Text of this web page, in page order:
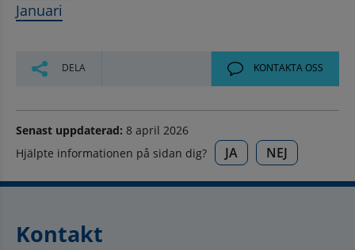
Januari
DELA KONTAKTA OSS
Senast uppdaterad: 8 april 2026
Hjälpte informationen på sidan dig?
JA NEJ
Kontakt